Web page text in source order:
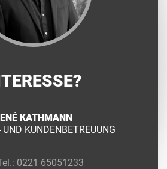
KATHMANN
UND KUNDENBETREUUNG
0221 65051233